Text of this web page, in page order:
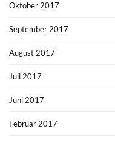
Oktober 2017
September 2017
August 2017
Juli 2017
Juni 2017
Februar 2017